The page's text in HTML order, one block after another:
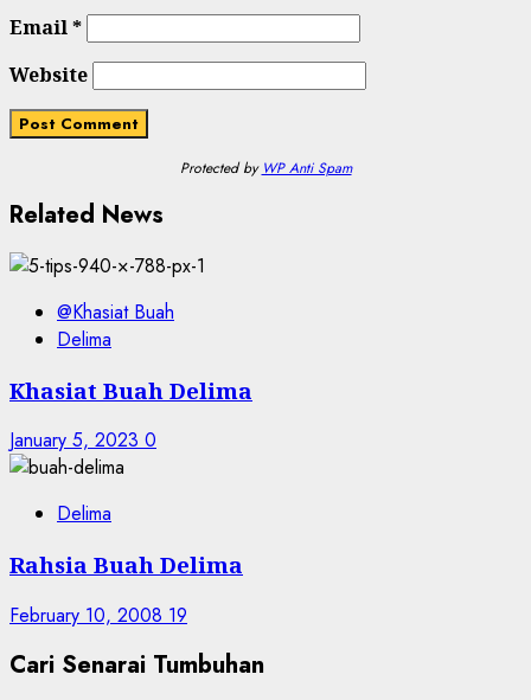
Email*
Website
Protected by WP Anti Spam
Related News
@Khasiat Buah
Delima
Khasiat Buah Delima
January 5, 2023 0
Delima
Rahsia Buah Delima
February 10, 2008 19
Cari Senarai Tumbuhan